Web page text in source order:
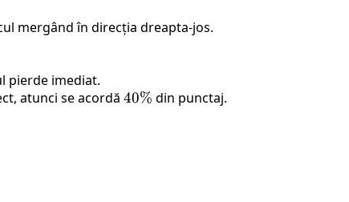
mergând în direcția dreapta-jos.
pierde imediat.
atunci se acordă 40\%
40% din punctaj.